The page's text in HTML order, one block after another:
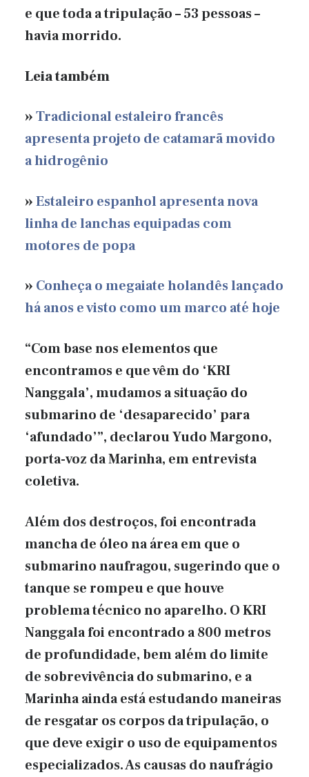
e que toda a tripulação – 53 pessoas –
havia morrido.
Leia também
»Tradicional estaleiro francês
apresenta projeto de catamarã movido
a hidrogênio
»Estaleiro espanhol apresenta nova
linha de lanchas equipadas com
motores de popa
» Conheça o megaiate holandês lançado
há anos e visto como um marco até hoje
“Com base nos elementos que
encontramos e que vêm do ‘KRI
Nanggala’, mudamos a situação do
submarino de ‘desaparecido’ para
‘afundado’”, declarou Yudo Margono,
porta-voz da Marinha, em entrevista
coletiva.
Além dos destroços, foi encontrada
mancha de óleo na área em que o
submarino naufragou, sugerindo que o
tanque se rompeu e que houve
problema técnico no aparelho. O KRI
Nanggala foi encontrado a 800 metros
de profundidade, bem além do limite
de sobrevivência do submarino, e a
Marinha ainda está estudando maneiras
de resgatar os corpos da tripulação, o
que deve exigir o uso de equipamentos
especializados. As causas do naufrágio